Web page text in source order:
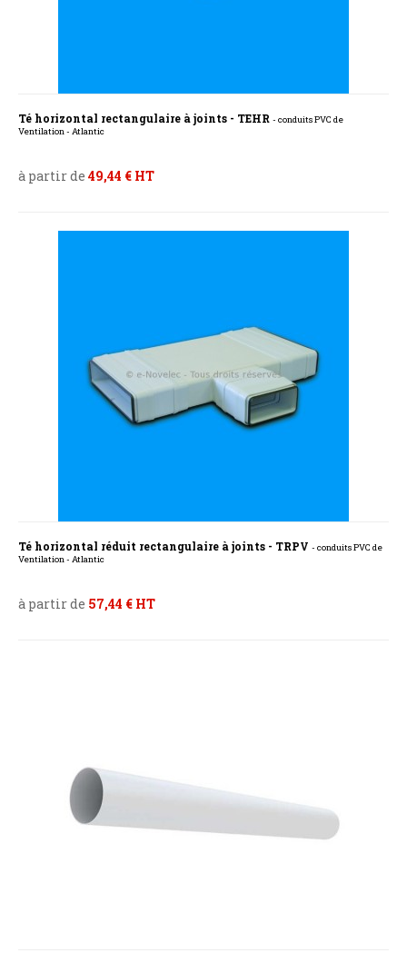
Té horizontal rectangulaire à joints - TEHR - conduits PVC de
Ventilation - Atlantic
à partir de 49,44 € HT
Té horizontal réduit rectangulaire à joints - TRPV - conduits PVC de
Ventilation - Atlantic
à partir de 57,44 € HT